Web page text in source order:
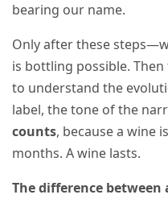
bearing our name.
Only after these
is bottling possible.
to understand the
label, the tone of the
counts, because a wine
months. A wine lasts.
The difference